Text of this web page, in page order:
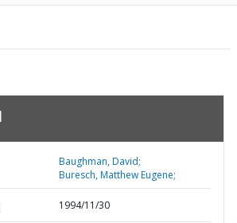
Baughman, David;
Buresch, Matthew Eugene;
1994/11/30